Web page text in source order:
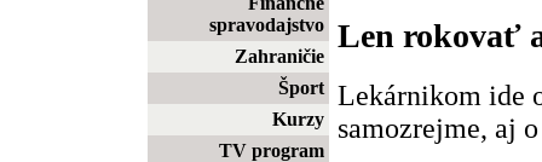
spravodajstvo
Zahraničie
Šport
Kurzy
TV program
Len rokovať
Lekárnikom ide
samozrejme, aj